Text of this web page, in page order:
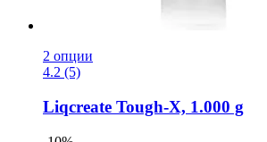
2 опции
4.2 (5)
Liqcreate Tough-​X, 1.000 g